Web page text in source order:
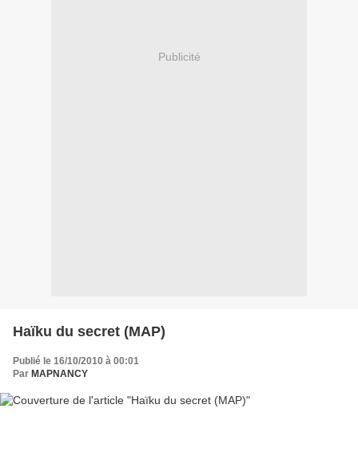
Publicité
Haïku du secret (MAP)
Publié le 16/10/2010 à 00:01
Par MAPNANCY